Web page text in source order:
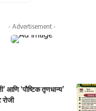
- Advertisement -
आणि ‘पौष्टिक तृणधान्य’